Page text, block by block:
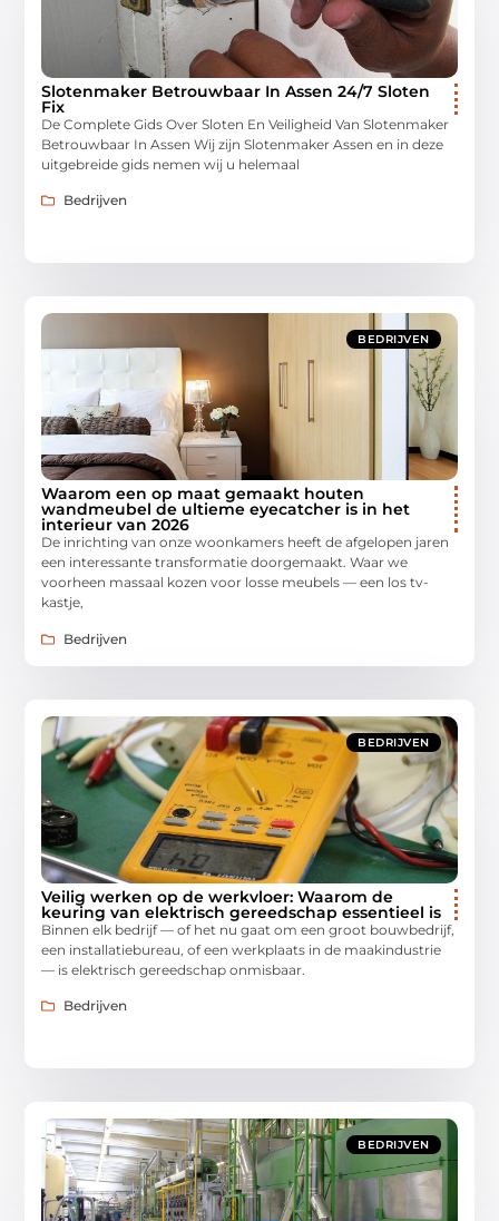
Slotenmaker Betrouwbaar In Assen 24/7 Sloten
Fix
De Complete Gids Over Sloten En Veiligheid Van Slotenmaker
Betrouwbaar In Assen Wij zijn Slotenmaker Assen en in deze
uitgebreide gids nemen wij u helemaal
Bedrijven
BEDRIJVEN
Waarom een op maat gemaakt houten
wandmeubel de ultieme eyecatcher is in het
interieur van 2026
De inrichting van onze woonkamers heeft de afgelopen jaren
een interessante transformatie doorgemaakt. Waar we
voorheen massaal kozen voor losse meubels — een los tv-
kastje,
Bedrijven
BEDRIJVEN
Veilig werken op de werkvloer: Waarom de
keuring van elektrisch gereedschap essentieel is
Binnen elk bedrijf — of het nu gaat om een groot bouwbedrijf,
een installatiebureau, of een werkplaats in de maakindustrie
— is elektrisch gereedschap onmisbaar.
Bedrijven
BEDRIJVEN